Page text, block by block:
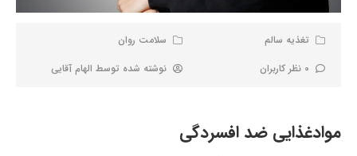
تغذیه سالم
سلامت روان
0 نظر کاربران
نوشته شده توسط الهام آقایی
موادغذایی ضد افسردگی